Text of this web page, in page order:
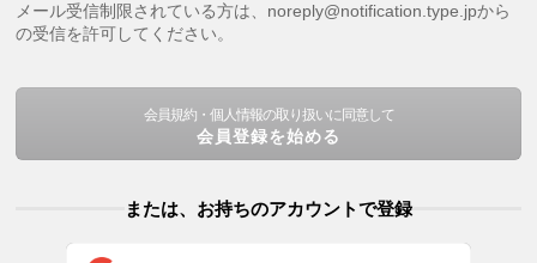
メール受信制限されている方は、noreply@notification.type.jpから
の受信を許可してください。
会員規約・個人情報の取り扱いに同意して
会員登録を始める
または、お持ちのアカウントで登録